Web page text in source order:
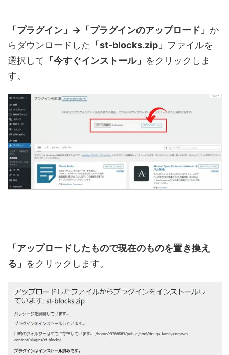
「プラグイン」→「プラグインのアップロード」 か
らダウンロードした 「st-blocks.zip」 ファイルを
選択して 「今すぐインストール」 をクリックしま
す。
「アップロードしたもので現在のものを置き換え
る」 をクリックします。